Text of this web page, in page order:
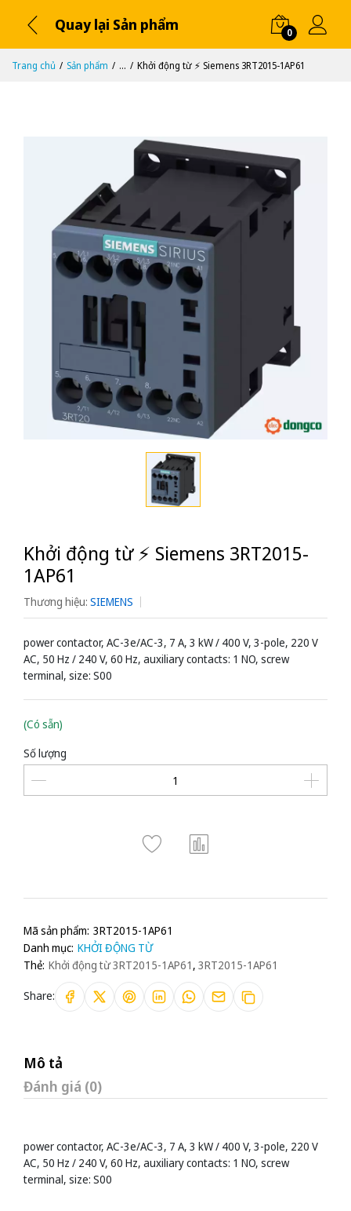
Quay lại Sản phẩm 0
Trang chủ Sản phẩm ... Khởi động từ ⚡️ Siemens 3RT2015-1AP61
Khởi động từ ⚡️ Siemens 3RT2015-
1AP61
Thương hiệu: SIEMENS
power contactor, AC-3e/AC-3, 7 A, 3 kW / 400 V, 3-pole, 220 V
AC, 50 Hz / 240 V, 60 Hz, auxiliary contacts: 1 NO, screw
terminal, size: S00
(Có sẵn)
Số lượng
Mã sản phẩm: 3RT2015-1AP61
Danh mục: KHỞI ĐỘNG TỪ
Thẻ: Khởi động từ 3RT2015-1AP61 , 3RT2015-1AP61
Share:
Mô tả
Đánh giá (0)
power contactor, AC-3e/AC-3, 7 A, 3 kW / 400 V, 3-pole, 220 V
AC, 50 Hz / 240 V, 60 Hz, auxiliary contacts: 1 NO, screw
terminal, size: S00